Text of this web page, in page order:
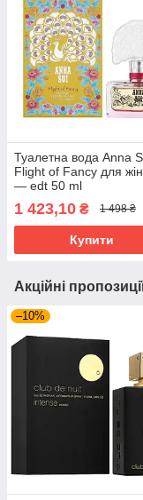
Туалетна вода Anna
Flight of Fancy для
— edt 50 ml
1 423,10 ₴ 1 498 ₴
Купити
Акційні
–10%